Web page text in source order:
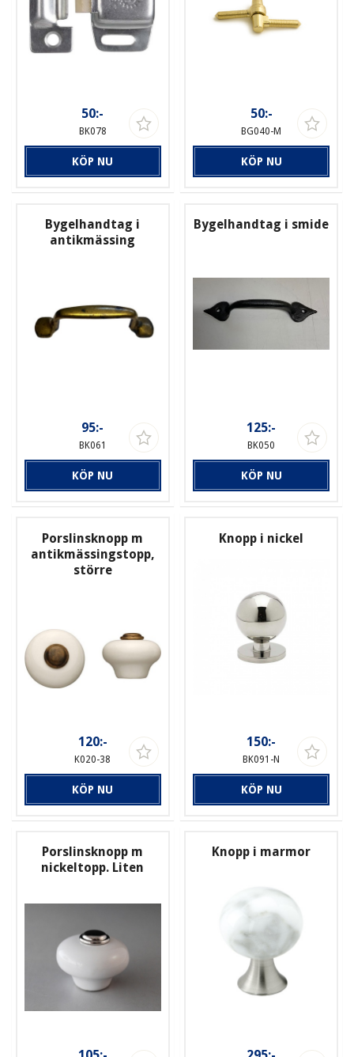
50:-
BK078
KÖP NU
50:-
BG040-M
KÖP NU
Bygelhandtag i
antikmässing
95:-
BK061
KÖP NU
Bygelhandtag i smide
125:-
BK050
KÖP NU
Porslinsknopp m
antikmässingstopp,
större
120:-
K020-38
KÖP NU
Knopp i nickel
150:-
BK091-N
KÖP NU
Porslinsknopp m
nickeltopp. Liten
Knopp i marmor